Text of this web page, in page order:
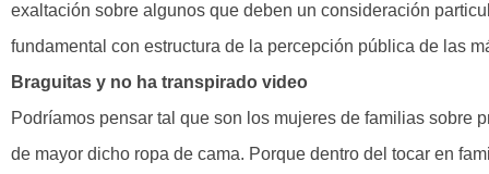
exaltación sobre algunos que deben un consideración
fundamental con estructura de la percepción pública de las
Braguitas y no ha transpirado video
Podríamos pensar tal que son los mujeres de familias sobre
de mayor dicho ropa de cama. Porque dentro del tocar en